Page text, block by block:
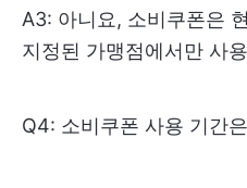
A3: 아니요, 소비쿠폰은
지정된 가맹점에서만 사
Q4: 소비쿠폰 사용 기간